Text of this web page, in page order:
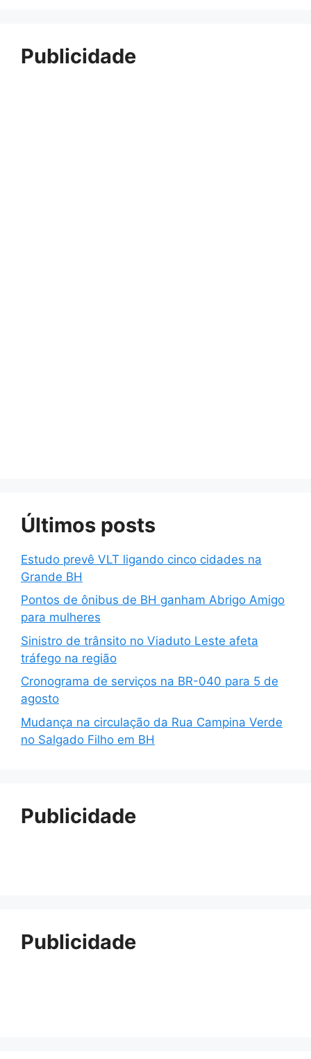
Publicidade
Últimos posts
Estudo prevê VLT ligando cinco cidades na
Grande BH
Pontos de ônibus de BH ganham Abrigo Amigo
para mulheres
Sinistro de trânsito no Viaduto Leste afeta
tráfego na região
Cronograma de serviços na BR-040 para 5 de
agosto
Mudança na circulação da Rua Campina Verde
no Salgado Filho em BH
Publicidade
Publicidade